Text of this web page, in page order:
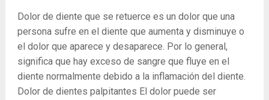
Dolor de diente que se retuerce es un dolor que una
persona sufre en el diente que aumenta y disminuye o
el dolor que aparece y desaparece. Por lo general,
significa que hay exceso de sangre que fluye en el
diente normalmente debido a la inflamación del diente.
Dolor de dientes palpitantes El dolor puede ser